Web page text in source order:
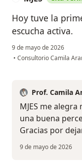
Hoy tuve la
escucha activa.
9 de mayo de 2026
• Consultorio Camila
Prof. Camila
MJES me
una buena
Gracias por
9 de mayo de 2026